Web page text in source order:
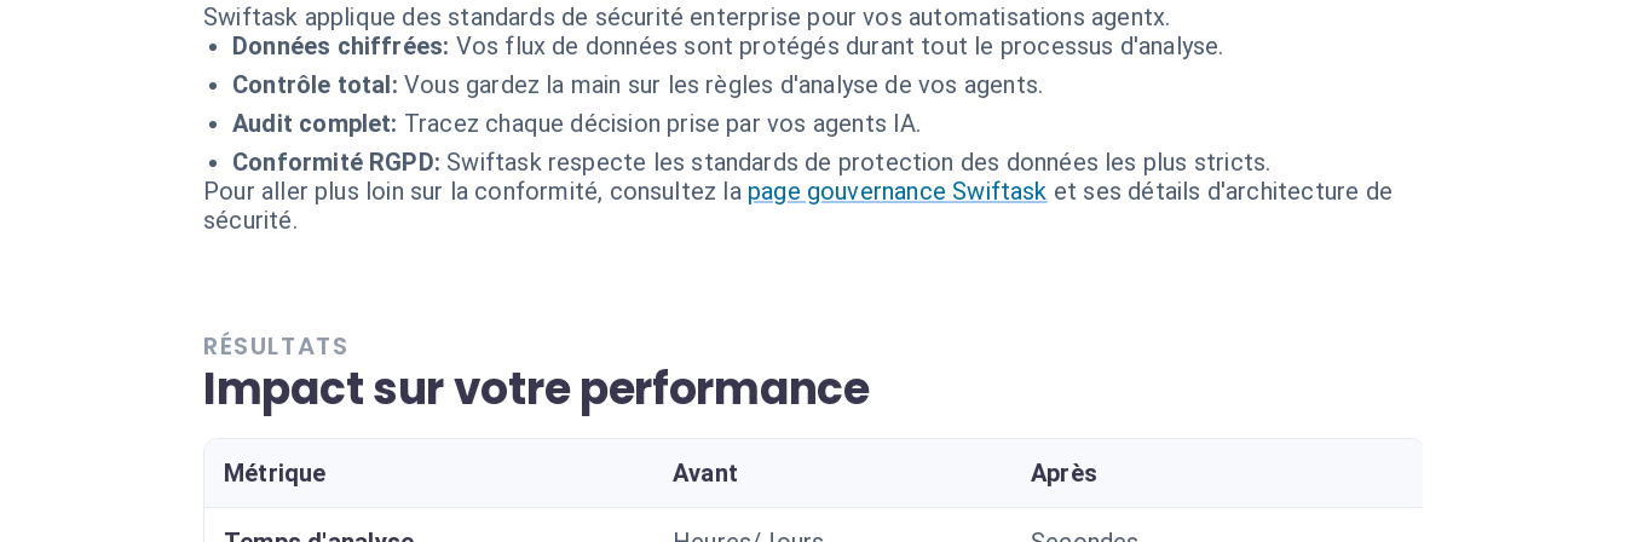
Swiftask applique des standards de sécurité enterprise pour vos automatisations agentx.
Données chiffrées: Vos flux de données sont protégés durant tout le processus d'analyse.
Contrôle total: Vous gardez la main sur les règles d'analyse de vos agents.
Audit complet: Tracez chaque décision prise par vos agents IA.
Conformité RGPD: Swiftask respecte les standards de protection des données les plus stricts.
Pour aller plus loin sur la conformité, consultez la page gouvernance Swiftask et ses détails d'architecture de
sécurité.
RÉSULTATS
Impact sur votre performance
Métrique Avant Après